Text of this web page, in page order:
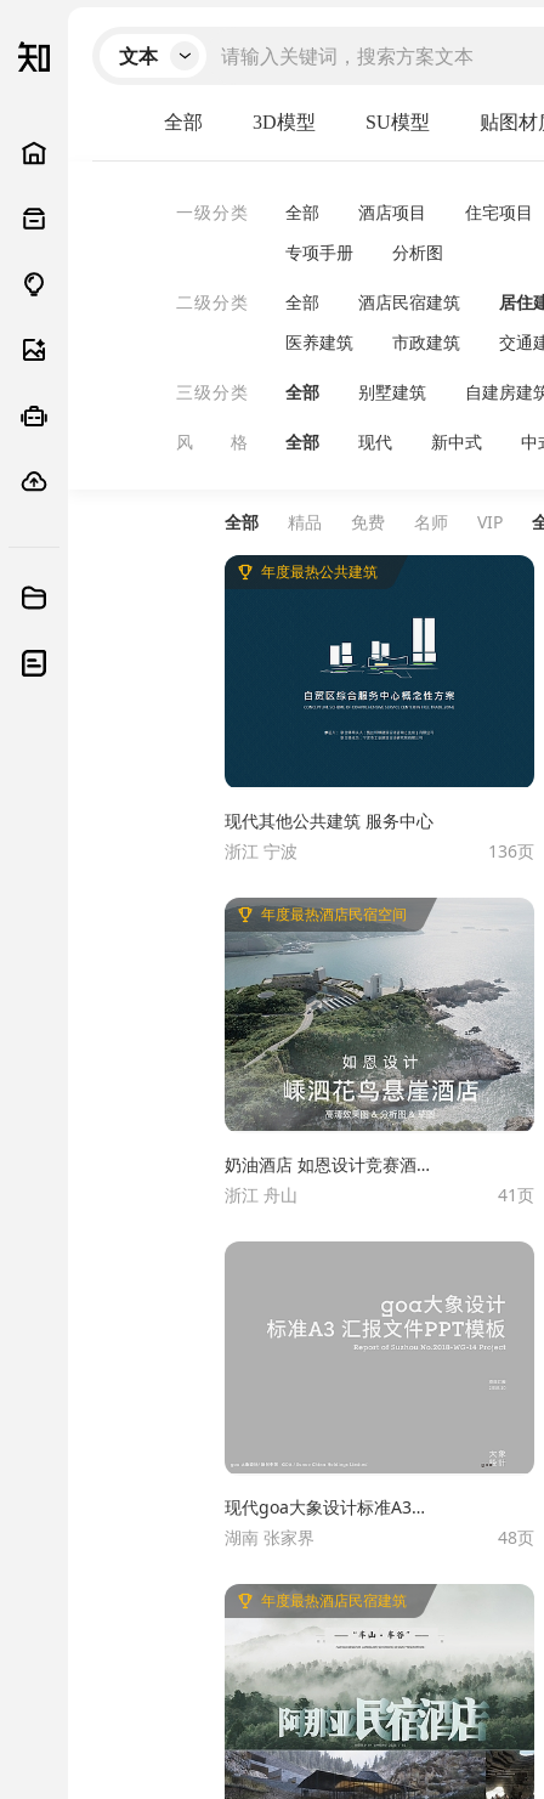
文本
全部 3D模型 SU模型 贴图材
一级分类 全部 酒店项目
住宅项目
专项手册
分析图
二级分类 全部 酒店民宿建筑
居住
医养建筑
市政建筑 交通
三级分类 全部 别墅建筑 自建房建
风 格 全部 现代 新中式
中
全部
精品 免费 名师 VIP
年度最热公共建筑
现代其他公共建筑 服务中心
浙江 宁波
136页
年度最热酒店民宿空间
奶油酒店 如恩设计竞赛酒店
嵊泗花鸟悬崖酒店 建筑竞赛
酒店方案 精品度假海岛酒店
浙江 舟山 41页
现代goa大象设计标准A3汇
报文本方案文本
湖南 张家界 48页
年度最热酒店民宿建筑